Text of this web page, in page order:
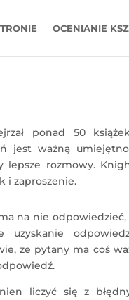
OCENIANIE
ponad 50
jest ważną
rozmowy.
i zaproszenie.
na nie
że pytany ma coś
liczyć się z